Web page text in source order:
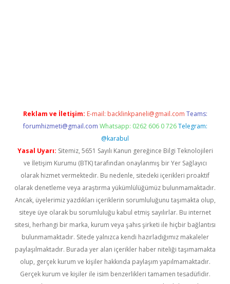
Reklam ve İletişim: E-mail: backlinkpaneli@gmail.com Teams:
forumhizmeti@gmail.com Whatsapp: 0262 606 0 726 Telegram:
@karabul
Yasal Uyarı: Sitemiz, 5651 Sayılı Kanun gereğince Bilgi Teknolojileri
ve İletişim Kurumu (BTK) tarafından onaylanmış bir Yer Sağlayıcı
olarak hizmet vermektedir. Bu nedenle, sitedeki içerikleri proaktif
olarak denetleme veya araştırma yükümlülüğümüz bulunmamaktadır.
Ancak, üyelerimiz yazdıkları içeriklerin sorumluluğunu taşımakta olup,
siteye üye olarak bu sorumluluğu kabul etmiş sayılırlar. Bu internet
sitesi, herhangi bir marka, kurum veya şahıs şirketi ile hiçbir bağlantısı
bulunmamaktadır. Sitede yalnızca kendi hazırladığımız makaleler
paylaşılmaktadır. Burada yer alan içerikler haber niteliği taşımamakta
olup, gerçek kurum ve kişiler hakkında paylaşım yapılmamaktadır.
Gerçek kurum ve kişiler ile isim benzerlikleri tamamen tesadüfidir.